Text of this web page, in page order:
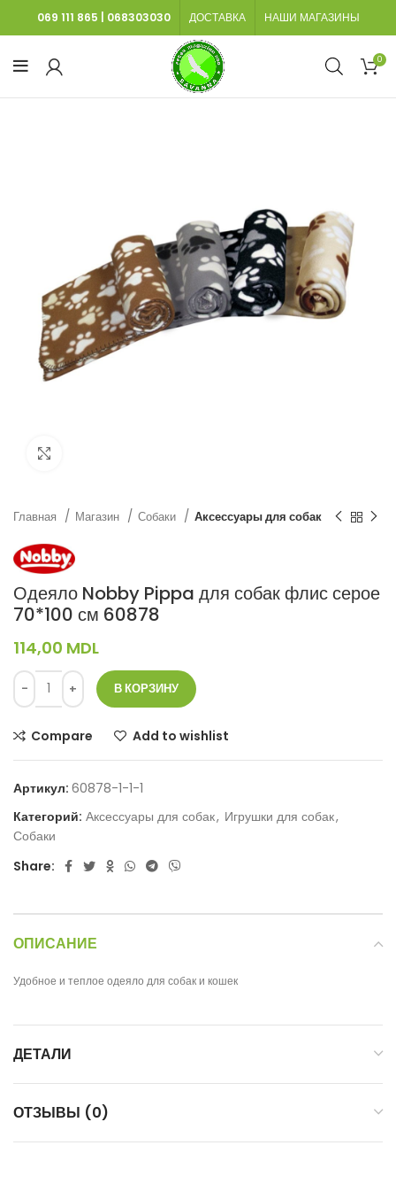
069 111 865 068303030 ДОСТАВКА НАШИ МАГАЗИНЫ
0
Главная Магазин Собаки Аксессуары для собак
Одеяло Nobby Pippa для собак флис серое
70*100 см 60878
114,00 MDL
В КОРЗИНУ
Compare Add to wishlist
Артикул: 60878-1-1-1
Категорий: Аксессуары для собак, Игрушки для собак,
Собаки
Share:
ОПИСАНИЕ
Удобное и теплое одеяло для собак и кошек
ДЕТАЛИ
ОТЗЫВЫ (0)